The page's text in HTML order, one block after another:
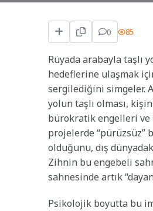
0 85
Rüyada arabayla taşlı
hedeflerine ulaşmak
sergilediğini simgeler.
yolun taşlı olması,
bürokratik engelleri ve
projelerde “pürüzsüz”
olduğunu, dış
Zihnin bu engebeli
sahnesinde artık
Psikolojik boyutta bu